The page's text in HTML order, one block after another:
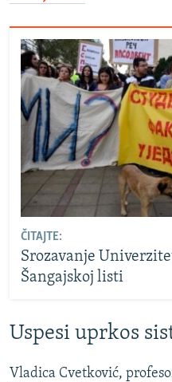
ČITAJTE:
Srozavanje
Šangajskoj listi
Uspesi uprkos
Vladica Cvetković,